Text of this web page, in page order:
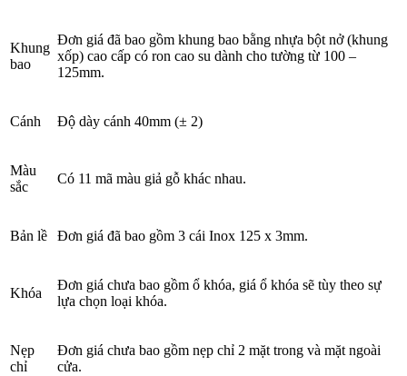
Khung
bao
Đơn giá đã bao gồm khung bao bằng nhựa bột nở (khung
xốp) cao cấp có ron cao su dành cho tường từ 100 –
125mm.
Cánh Độ dày cánh 40mm (± 2)
Màu
sắc
Có 11 mã màu giả gỗ khác nhau.
Bản lề Đơn giá đã bao gồm 3 cái Inox 125 x 3mm.
Khóa
Đơn giá chưa bao gồm ổ khóa, giá ổ khóa sẽ tùy theo sự
lựa chọn loại khóa.
Nẹp
chỉ
Đơn giá chưa bao gồm nẹp chỉ 2 mặt trong và mặt ngoài
cửa.